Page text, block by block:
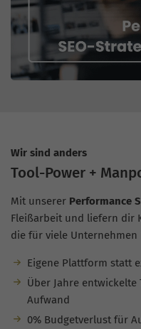
Wir sind anders
Tool-Power +
Mit unserer Performance
Fleißarbeit und liefern dir
die für viele Unternehmen
Eigene Plattform statt
Über Jahre
Aufwand
0% Budgetverlust für